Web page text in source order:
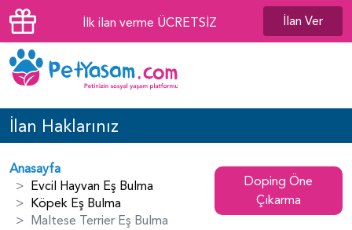
İlk ilan verme ÜCRETSİZ İlan Ver
İlan Haklarınız
Anasayfa
Evcil Hayvan Eş Bulma
Köpek Eş Bulma
Maltese Terrier Eş Bulma
Doping Öne
Çıkarma